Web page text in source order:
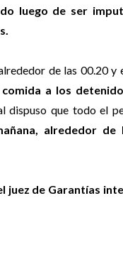
luego de ser
de las 00.20 y
a los
dispuso que todo el
alrededor
juez de Garantías